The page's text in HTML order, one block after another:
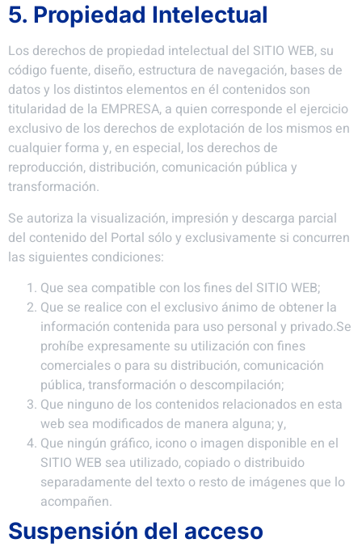
5. Propiedad Intelectual
Los derechos de propiedad intelectual del SITIO WEB, su
código fuente, diseño, estructura de navegación, bases de
datos y los distintos elementos en él contenidos son
titularidad de la EMPRESA, a quien corresponde el ejercicio
exclusivo de los derechos de explotación de los mismos en
cualquier forma y, en especial, los derechos de
reproducción, distribución, comunicación pública y
transformación.
Se autoriza la visualización, impresión y descarga parcial
del contenido del Portal sólo y exclusivamente si concurren
las siguientes condiciones:
Que sea compatible con los fines del SITIO WEB;
Que se realice con el exclusivo ánimo de obtener la
información contenida para uso personal y privado.Se
prohíbe expresamente su utilización con fines
comerciales o para su distribución, comunicación
pública, transformación o descompilación;
Que ninguno de los contenidos relacionados en esta
web sea modificados de manera alguna; y,
Que ningún gráfico, icono o imagen disponible en el
SITIO WEB sea utilizado, copiado o distribuido
separadamente del texto o resto de imágenes que lo
acompañen.
Suspensión del acceso